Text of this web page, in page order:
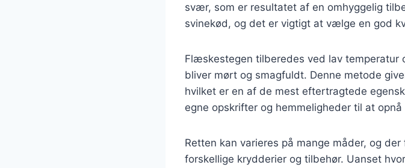
svær, som er resultatet af en omhyggelig
svinekød, og det er vigtigt at vælge en god
Flæskestegen tilberedes ved lav
bliver mørt og smagfuldt. Denne metode
hvilket er en af de mest eftertragtede
egne opskrifter og hemmeligheder til at
Retten kan varieres på mange måder, og
forskellige krydderier og tilbehør. Uanset